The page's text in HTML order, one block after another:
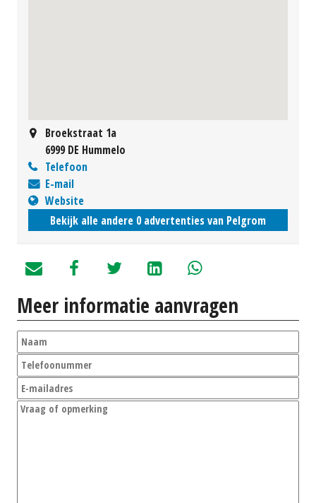
Broekstraat 1a
6999 DE Hummelo
Telefoon
E-mail
Website
Bekijk alle andere 0 advertenties van Pelgrom
Meer informatie aanvragen